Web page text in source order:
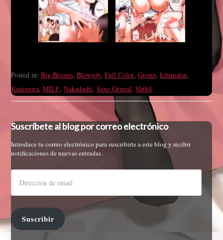
Posted in:Big Breasts,Blowjob,Full Color,Group,Ichimatsu,
Kanimura,MILF,Nakadashi,Sexo Grupal,Sh0t4
Suscríbete al blog por correo electrónico
Introduce tu correo electrónico para suscribirte a este blog y recibir
notificaciones de nuevas entradas.
Suscribir